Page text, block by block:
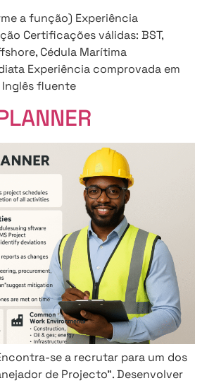
a função) Experiência
Certificações válidas: BST,
Cédula Marítima
Experiência comprovada em
fluente
Encontra-se a recrutar para um dos
de Projecto”. Desenvolver